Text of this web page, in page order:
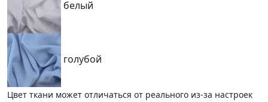
белый
голубой
Цвет ткани может отличаться от реального из-за настроек